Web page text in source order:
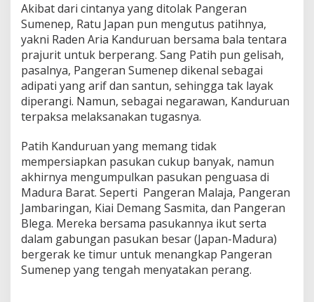
Akibat dari cintanya yang ditolak Pangeran
Sumenep, Ratu Japan pun mengutus patihnya,
yakni Raden Aria Kanduruan bersama bala tentara
prajurit untuk berperang. Sang Patih pun gelisah,
pasalnya, Pangeran Sumenep dikenal sebagai
adipati yang arif dan santun, sehingga tak layak
diperangi. Namun, sebagai negarawan, Kanduruan
terpaksa melaksanakan tugasnya.
Patih Kanduruan yang memang tidak
mempersiapkan pasukan cukup banyak, namun
akhirnya mengumpulkan pasukan penguasa di
Madura Barat. Seperti Pangeran Malaja, Pangeran
Jambaringan, Kiai Demang Sasmita, dan Pangeran
Blega. Mereka bersama pasukannya ikut serta
dalam gabungan pasukan besar (Japan-Madura)
bergerak ke timur untuk menangkap Pangeran
Sumenep yang tengah menyatakan perang.